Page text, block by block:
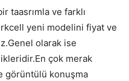
taasrımla ve farklı
yeni modelini fiyat ve
olarak ise
çok merak
görüntülü konuşma